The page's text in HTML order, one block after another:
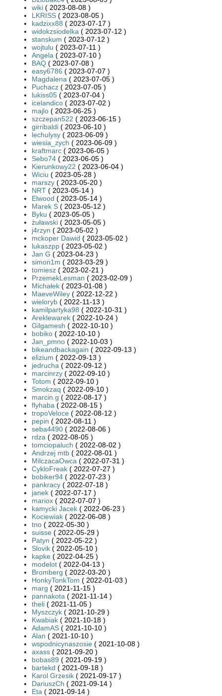
wiki ( 2023-08-08 )
LKRISS ( 2023-08-05 )
kadzixx88 ( 2023-07-17 )
widokzsiodelka ( 2023-07-12 )
stanskum ( 2023-07-12 )
wojtulu ( 2023-07-11 )
Angela ( 2023-07-10 )
BAQ ( 2023-07-08 )
easy6786 ( 2023-07-07 )
Magdalena ( 2023-07-05 )
Puchacz ( 2023-07-05 )
lukiss05 ( 2023-07-04 )
icelandico ( 2023-07-02 )
majlo ( 2023-06-25 )
szczepan522 ( 2023-06-15 )
girribaldi ( 2023-06-10 )
lechulysy ( 2023-06-09 )
wiesia_zych ( 2023-06-09 )
kraftmarc ( 2023-06-05 )
Sebo74 ( 2023-06-05 )
Kierunkowy22 ( 2023-06-04 )
Wiciu ( 2023-05-28 )
marszy ( 2023-05-20 )
NRT ( 2023-05-14 )
Elwood ( 2023-05-14 )
Marek S ( 2023-05-12 )
Byku ( 2023-05-05 )
żuławski ( 2023-05-05 )
j4rzyn ( 2023-05-02 )
mckoper Dawid ( 2023-05-02 )
lukaszpp ( 2023-05-02 )
Jan G ( 2023-04-23 )
simon1m ( 2023-03-29 )
tomiesz ( 2023-02-21 )
PrzemekLesman ( 2023-02-09 )
Michałek ( 2023-01-08 )
MaeveWiley ( 2022-12-22 )
wieloryb ( 2022-11-13 )
kamilpartyka98 ( 2022-10-31 )
Areklewarek ( 2022-10-24 )
Gilgamesh ( 2022-10-10 )
bobiko ( 2022-10-10 )
Jan_pmno ( 2022-10-03 )
bikeandbackagain ( 2022-09-13 )
elizium ( 2022-09-13 )
jedrucha ( 2022-09-12 )
marcinrzy ( 2022-09-10 )
Totom ( 2022-09-10 )
Smokzaq ( 2022-09-10 )
marcin.g ( 2022-08-17 )
flyhaba ( 2022-08-15 )
tropoVeloce ( 2022-08-12 )
pepin ( 2022-08-11 )
seba4490 ( 2022-08-06 )
rdza ( 2022-08-05 )
tomciopaluch ( 2022-08-02 )
Andrzej mtb ( 2022-08-01 )
MilczacaOwca ( 2022-07-31 )
CykloFreak ( 2022-07-27 )
bobiker94 ( 2022-07-23 )
pankracy ( 2022-07-18 )
janek ( 2022-07-17 )
mariox ( 2022-07-07 )
kamycki Jacek ( 2022-06-23 )
Kociewiak ( 2022-06-08 )
tno ( 2022-05-30 )
suisse ( 2022-05-29 )
Patyn ( 2022-05-22 )
Slovik ( 2022-05-10 )
kapke ( 2022-04-25 )
modelot ( 2022-04-13 )
Bromberg ( 2022-03-20 )
HonkyTonkTom ( 2022-01-03 )
marg ( 2021-11-15 )
pannakota ( 2021-11-14 )
theli ( 2021-11-05 )
Myszczyk ( 2021-10-29 )
Kwabiak ( 2021-10-18 )
AdamAS ( 2021-10-10 )
Alan ( 2021-10-10 )
wspodnicynaszosie ( 2021-10-08 )
axass ( 2021-09-20 )
bobas89 ( 2021-09-19 )
bartekd ( 2021-09-18 )
Karol Grzesik ( 2021-09-17 )
DariuszCh ( 2021-09-14 )
Eta ( 2021-09-14 )